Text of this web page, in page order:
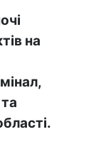
на